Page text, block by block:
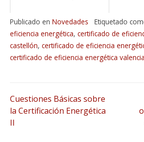
Publicado en Novedades Etiquetado
eficiencia energética, certificado de
castellón, certificado de eficiencia
certificado de eficiencia energética valencia
Navegación
de
Cuestiones Básicas sobre
la Certificación Energética
II